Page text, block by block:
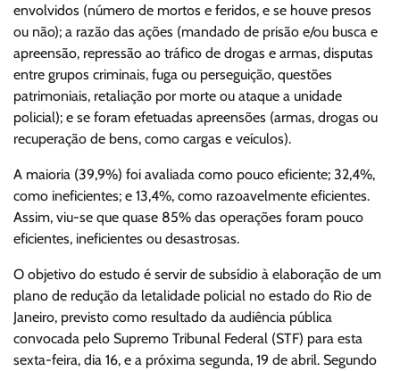
envolvidos (número de mortos e feridos, e se houve presos
ou não); a razão das ações (mandado de prisão e/ou busca e
apreensão, repressão ao tráfico de drogas e armas, disputas
entre grupos criminais, fuga ou perseguição, questões
patrimoniais, retaliação por morte ou ataque a unidade
policial); e se foram efetuadas apreensões (armas, drogas ou
recuperação de bens, como cargas e veículos).
A maioria (39,9%) foi avaliada como pouco eficiente; 32,4%,
como ineficientes; e 13,4%, como razoavelmente eficientes.
Assim, viu-se que quase 85% das operações foram pouco
eficientes, ineficientes ou desastrosas.
O objetivo do estudo é servir de subsídio à elaboração de um
plano de redução da letalidade policial no estado do Rio de
Janeiro, previsto como resultado da audiência pública
convocada pelo Supremo Tribunal Federal (STF) para esta
sexta-feira, dia 16, e a próxima segunda, 19 de abril. Segundo